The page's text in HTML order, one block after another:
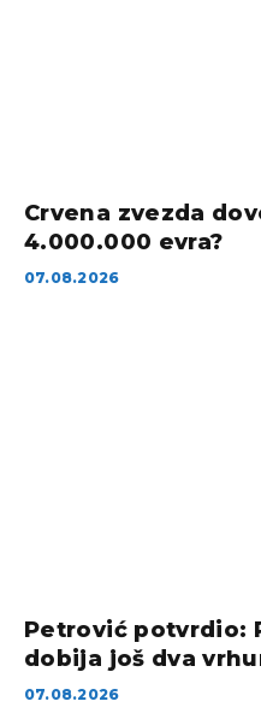
Crvena zvezda
4.000.000 evra?
07.08.2026
Petrović potvrdio:
dobija još dva
07.08.2026